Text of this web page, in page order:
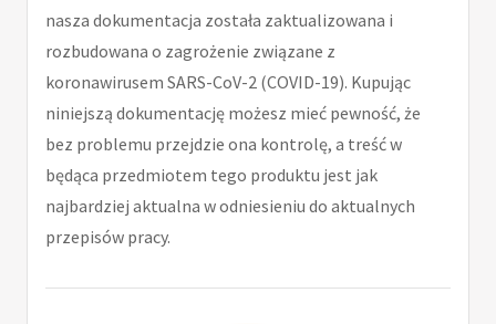
nasza dokumentacja została zaktualizowana i
rozbudowana o zagrożenie związane z
koronawirusem SARS-CoV-2 (COVID-19). Kupując
niniejszą dokumentację możesz mieć pewność, że
bez problemu przejdzie ona kontrolę, a treść w
będąca przedmiotem tego produktu jest jak
najbardziej aktualna w odniesieniu do aktualnych
przepisów pracy.